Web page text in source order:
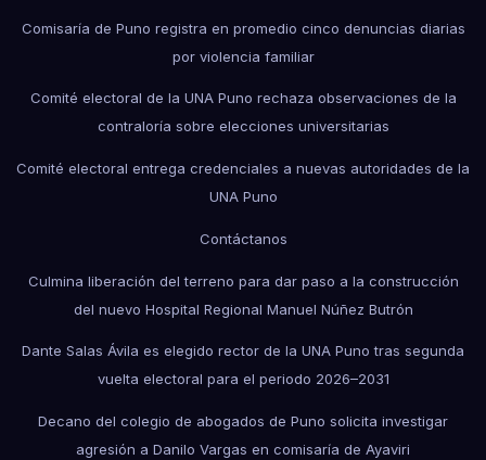
Comisaría de Puno registra en promedio cinco denuncias diarias
por violencia familiar
Comité electoral de la UNA Puno rechaza observaciones de la
contraloría sobre elecciones universitarias
Comité electoral entrega credenciales a nuevas autoridades de la
UNA Puno
Contáctanos
Culmina liberación del terreno para dar paso a la construcción
del nuevo Hospital Regional Manuel Núñez Butrón
Dante Salas Ávila es elegido rector de la UNA Puno tras segunda
vuelta electoral para el periodo 2026–2031
Decano del colegio de abogados de Puno solicita investigar
agresión a Danilo Vargas en comisaría de Ayaviri